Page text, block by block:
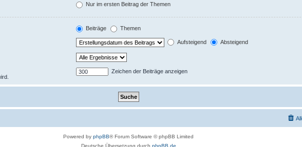
Nur im ersten Beitrag der Themen
Beiträge Themen
Aufsteigend Absteigend
Zeichen der Beiträge anzeigen
Powered by phpBB® Forum Software © phpBB Limited
Deutsche Übersetzung durch phpBB.de